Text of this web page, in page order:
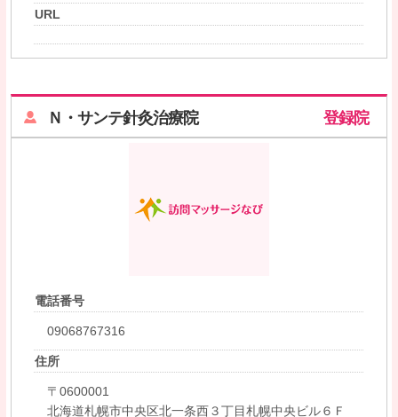
URL
Ｎ・サンテ針灸治療院 登録院
電話番号
09068767316
住所
〒0600001
北海道札幌市中央区北一条西３丁目札幌中央ビル６Ｆ